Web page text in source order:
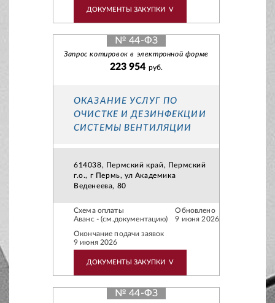
ДОКУМЕНТЫ ЗАКУПКИ V
№ 44-ФЗ
Запрос котировок в электронной форме
223 954 руб.
ОКАЗАНИЕ УСЛУГ ПО
ОЧИСТКЕ И ДЕЗИНФЕКЦИИ
СИСТЕМЫ ВЕНТИЛЯЦИИ
614038, Пермский край, Пермский
г.о., г Пермь, ул Академика
Веденеева, 80
Схема оплаты
Аванс - (см.документацию)
Обновлено
9 июня 2026
Окончание подачи заявок
9 июня 2026
ДОКУМЕНТЫ ЗАКУПКИ V
№ 44-ФЗ